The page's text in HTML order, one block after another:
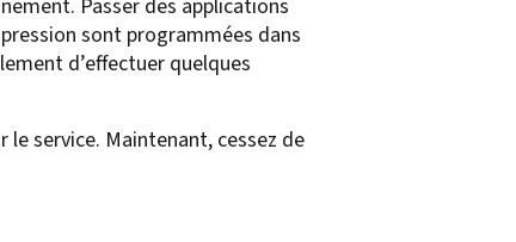
Passer des applications
sont programmées dans
d’effectuer quelques
service. Maintenant, cessez de